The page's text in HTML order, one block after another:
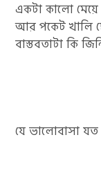
একটা কালো মেয়ে
আর পকেট খালি
বাস্তবতাটা কি
যে ভালোবাসা